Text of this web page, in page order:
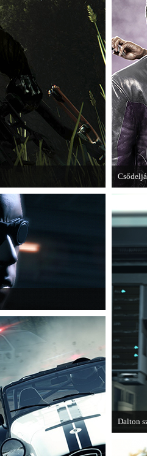
a The Hunt címet kapta.
utolsó részét
Dalton
Új